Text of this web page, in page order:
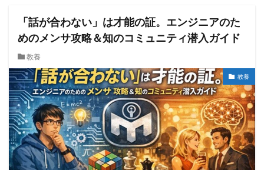
「話が合わない」は才能の証。エンジニアのた
めのメンサ攻略＆知のコミュニティ潜入ガイド
教養
教養